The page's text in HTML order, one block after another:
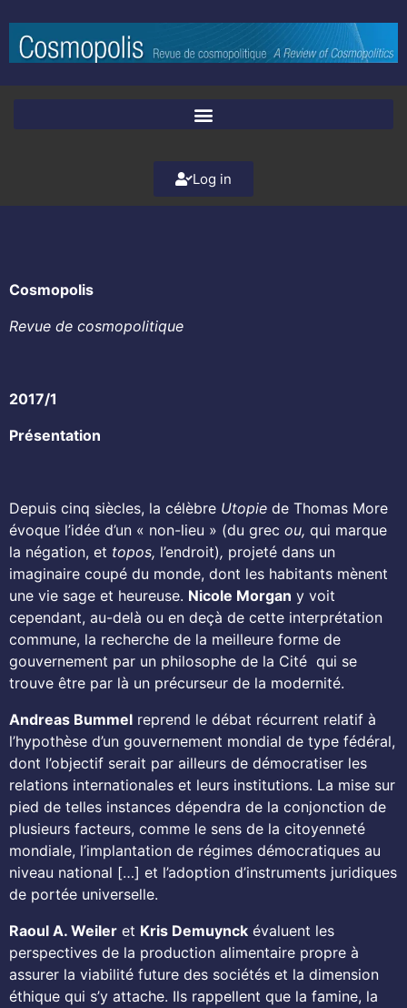
Log in
Cosmopolis
Revue de cosmopolitique
2017/1
Présentation
Depuis cinq siècles, la célèbre Utopie de Thomas More
évoque l’idée d’un « non-lieu » (du grec ou, qui marque
la négation, et topos, l’endroit), projeté dans un
imaginaire coupé du monde, dont les habitants mènent
une vie sage et heureuse. Nicole Morgan y voit
cependant, au-delà ou en deçà de cette interprétation
commune, la recherche de la meilleure forme de
gouvernement par un philosophe de la Cité qui se
trouve être par là un précurseur de la modernité.
Andreas Bummel reprend le débat récurrent relatif à
l’hypothèse d’un gouvernement mondial de type fédéral,
dont l’objectif serait par ailleurs de démocratiser les
relations internationales et leurs institutions. La mise sur
pied de telles instances dépendra de la conjonction de
plusieurs facteurs, comme le sens de la citoyenneté
mondiale, l’implantation de régimes démocratiques au
niveau national […] et l’adoption d’instruments juridiques
de portée universelle.
Raoul A. Weiler et Kris Demuynck évaluent les
perspectives de la production alimentaire propre à
assurer la viabilité future des sociétés et la dimension
éthique qui s’y attache. Ils rappellent que la famine, la